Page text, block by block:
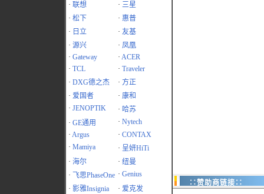
· 联想 · 三星
· 松下 · 惠普
· 日立 · 友基
· 源兴 · 凤凰
· Gateway · ACER
· TCL · Traveler
· DXG德之杰 · 方正
· 爱国者 · 康和
· JENOPTIK · 哈苏
· GE通用 · Nytech
· Argus · CONTAX
· Mamiya · 呈妍HiTi
· 海尔 · 纽曼
·
飞思PhaseOne · Genius
· 影雅Insignia · 爱克发
∷赞助商链接∷